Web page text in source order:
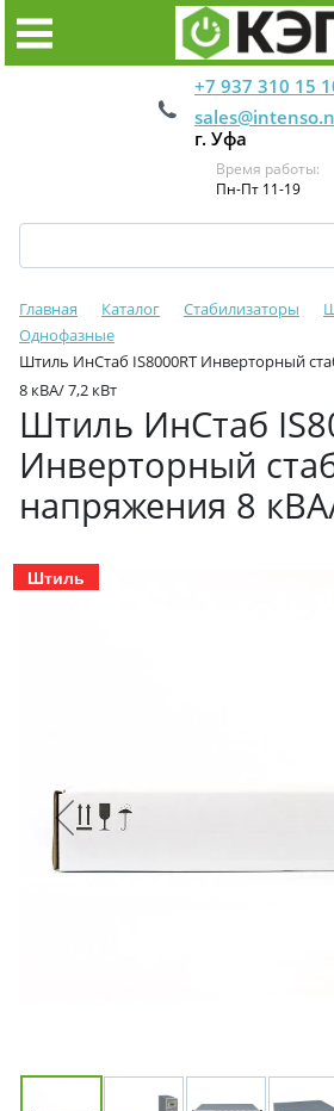
+7 937 310 15
г. Уфа
Время работы:
Пн-Пт 11-19
Главная Каталог Стабилизаторы
Однофазные
Штиль ИнСтаб IS8000RT Инверторный
8 кВА/ 7,2 кВт
Штиль ИнСтаб
Инверторный
напряжения 8
Штиль